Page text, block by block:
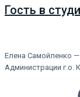
Гость в
Елена Самойленко
Администрации г.о.